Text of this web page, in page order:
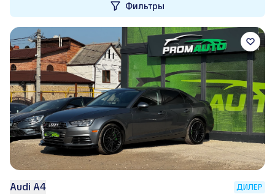
Фильтры
Audi A4 ДИЛЕР